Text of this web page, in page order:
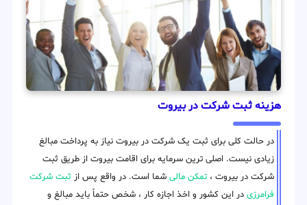
هزینه ثبت شرکت در بیروت
در حالت کلی برای ثبت یک شرکت در بیروت نیاز به پرداخت مبالغ
زیادی نیست. اصلی ترین سرمایه برای اقامت بیروت از طریق ثبت
شرکت در بیروت ، تمکن مالی شما است. در واقع پس از ثبت شرکت
فرامرزی در این کشور و اخذ اجازه کار ، شخص حتماً باید مبالغ و